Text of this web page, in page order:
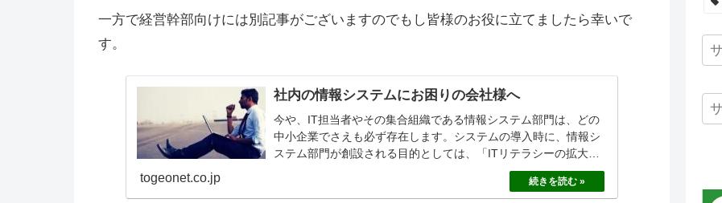
一方で経営幹部向けには別記事がございますのでもし皆様のお役に立てましたら幸いで
す。
社内の情報システムにお困りの会社様へ
今や、IT担当者やその集合組織である情報システム部門は、どの
中小企業でさえも必ず存在します。システムの導入時に、情報シ
ステム部門が創設される目的としては、「ITリテラシーの拡大」
「利便性の向上」「IT導入によるコストカット」など、おおよそ
togeonet.co.jp